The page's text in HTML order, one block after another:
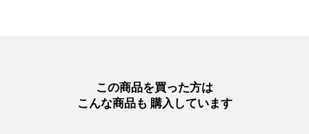
この商品を買った方は
こんな商品も 購入しています